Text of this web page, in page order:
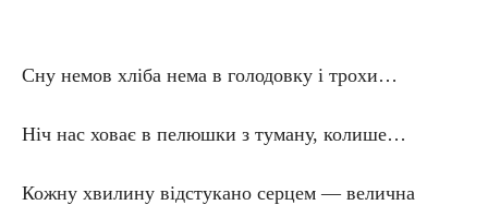
Сну немов хліба нема в голодовку і трохи…
Ніч нас ховає в пелюшки з туману, колише…
Кожну хвилину відстукано серцем — велична